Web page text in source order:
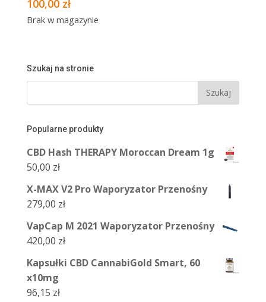
100,00 zł
Brak w magazynie
Szukaj na stronie
Popularne produkty
CBD Hash THERAPY Moroccan Dream 1g
50,00 zł
X-MAX V2 Pro Waporyzator Przenośny
279,00 zł
VapCap M 2021 Waporyzator Przenośny
420,00 zł
Kapsułki CBD CannabiGold Smart, 60
x10mg
96,15 zł